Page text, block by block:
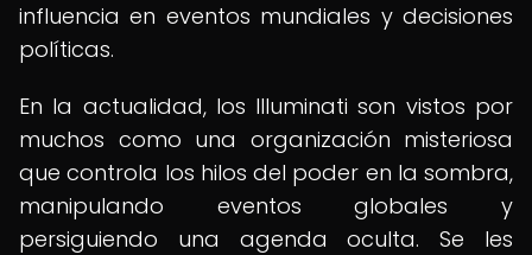
influencia en eventos mundiales y decisiones
políticas.
En la actualidad, los Illuminati son vistos por
muchos como una organización misteriosa
que controla los hilos del poder en la sombra,
manipulando eventos globales y
persiguiendo una agenda oculta. Se les